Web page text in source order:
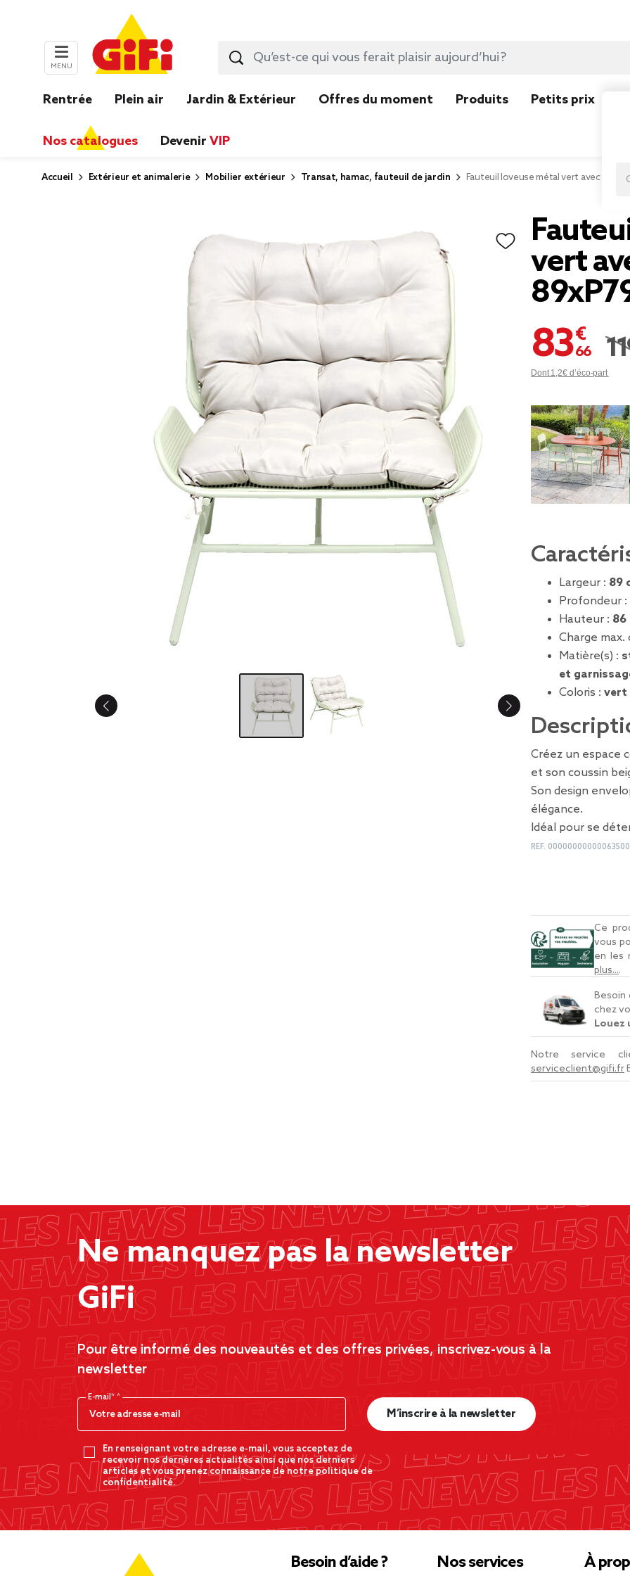
MENU
Rentrée Plein air Jardin & Extérieur Offres du moment Produits Petits prix
Nos catalogues Devenir VIP
Accueil Extérieur et animalerie Mobilier extérieur Transat, hamac, fauteuil de jardin Fauteuil loveuse métal vert avec
vert
83,66 €
Dont 1,2€ d’éco-part
Largeur : 89
Profondeur :
Hauteur : 86
Charge max.
Matière(s) :
et
Coloris : vert
Créez un espace
et son coussin
Son design
élégance.
Idéal pour se
REF.
Ce
vous
en les
plus....
Besoin
chez
Louez
Notre service
serviceclient@gifi.fr
Ne manquez pas la newsletter
GiFi
Pour être informé des nouveautés et des offres privées, inscrivez-vous à la
newsletter
E-mail*
En renseignant votre adresse e-mail, vous acceptez de
recevoir nos dernères actualités ainsi que nos derniers
articles et vous prenez connaissance de notre politique de
confidentialité.
M’inscrire à la newsletter
Besoin d’aide ? Nos services À